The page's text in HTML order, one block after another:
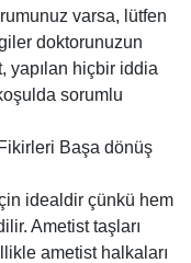
varsa, lütfen
doktorunuzun
yapılan hiçbir iddia
sorumlu
Başa dönüş
idealdir çünkü hem
Ametist taşları
ametist halkaları